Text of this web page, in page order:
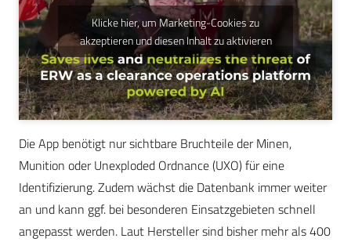
Klicke hier, um Marketing-Cookies zu
akzeptieren und diesen Inhalt zu aktivieren
Die App benötigt nur sichtbare Bruchteile der Minen,
Munition oder Unexploded Ordnance (UXO) für eine
Identifizierung. Zudem wächst die Datenbank immer weiter
an und kann ggf. bei besonderen Einsatzgebieten schnell
angepasst werden. Laut Hersteller sind bisher mehr als 400